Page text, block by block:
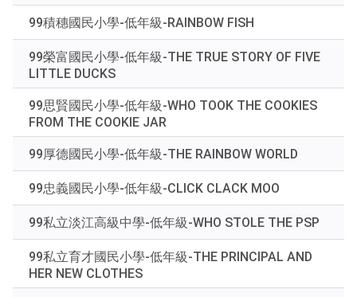
99積穗國民小學-低年級-RAINBOW FISH
99榮富國民小學-低年級-THE TRUE STORY OF FIVE
LITTLE DUCKS
99思賢國民小學-低年級-WHO TOOK THE COOKIES
FROM THE COOKIE JAR
99厚德國民小學-低年級-THE RAINBOW WORLD
99忠義國民小學-低年級-CLICK CLACK MOO
99私立淡江高級中學-低年級-WHO STOLE THE PSP
99私立育才國民小學-低年級-THE PRINCIPAL AND
HER NEW CLOTHES